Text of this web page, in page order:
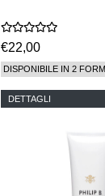
€22,00
DISPONIBILE IN 2
DETTAGLI